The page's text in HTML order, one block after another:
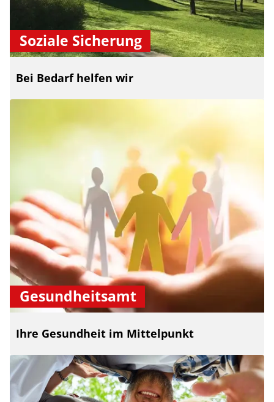
Soziale Sicherung
Bei Bedarf helfen wir
Gesundheitsamt
Ihre Gesundheit im Mittelpunkt